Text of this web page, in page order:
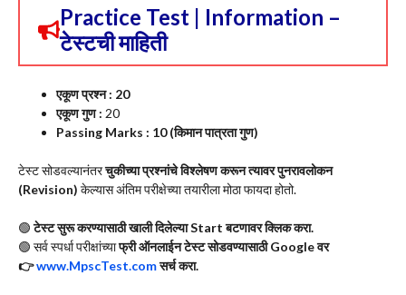
Practice Test | Information –
टेस्टची माहिती
एकूण प्रश्न : 20
एकूण गुण : 20
Passing Marks : 10 (किमान पात्रता गुण)
टेस्ट सोडवल्यानंतरचुकीच्या प्रश्नांचे विश्लेषण करून त्यावर पुनरावलोकन
(Revision) केल्यास अंतिम परीक्षेच्या तयारीला मोठा फायदा होतो.
🟢टेस्ट सुरू करण्यासाठी खाली दिलेल्या Start बटणावर क्लिक करा.
🟢 सर्व स्पर्धा परीक्षांच्याफ्री ऑनलाईन टेस्ट सोडवण्यासाठी Google वर
👉www.MpscTest.comसर्च करा.